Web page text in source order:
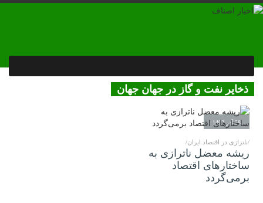
ذخایر نفت و گاز در جهان جهان
28 آذر 1402
/ناترازی در اقتصاد ایران/
ریشه‌ معضل ناترازی به
ساختارهای اقتصاد
برمی‌گردد